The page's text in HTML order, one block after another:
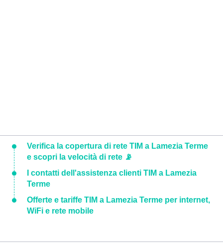
Verifica la copertura di rete TIM a Lamezia Terme
e scopri la velocità di rete 📡
I contatti dell'assistenza clienti TIM a Lamezia
Terme
Offerte e tariffe TIM a Lamezia Terme per internet,
WiFi e rete mobile